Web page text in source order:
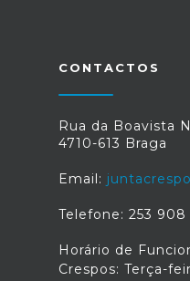
CONTACTOS
Rua da Boavista
4710-613 Braga
Email:
Telefone: 253 908
Horário de
Crespos: Terça-